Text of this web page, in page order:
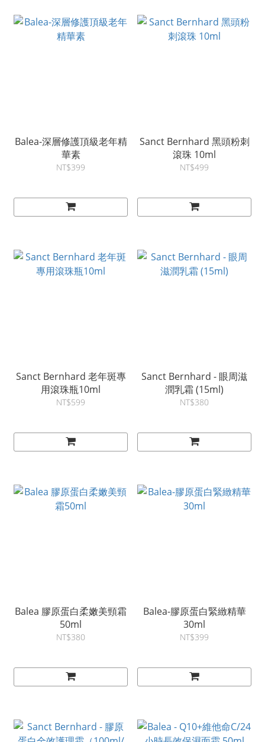
Balea-深層修護頂級老年精
華素
NT$399
Sanct Bernhard 黑頭粉刺
滾珠 10ml
NT$499
Sanct Bernhard 老年斑專
用滾珠瓶10ml
NT$599
Sanct Bernhard - 眼周滋
潤乳霜 (15ml)
NT$380
Balea 膠原蛋白柔嫩美頸霜
50ml
NT$380
Balea-膠原蛋白緊緻精華
30ml
NT$399